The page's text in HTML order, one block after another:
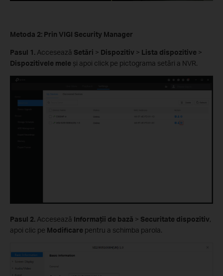
Metoda 2: Prin VIGI Security Manager
Pasul 1.Accesează Setări > Dispozitiv > Lista dispozitive >
Dispozitivele mele și apoi click pe pictograma setări a NVR.
Pasul 2. Accesează Informații de bază > Securitate dispozitiv,
apoi clic pe Modificare pentru a schimba parola.